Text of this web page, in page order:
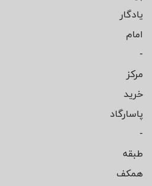
یادگار
امام
-
مرکز
خرید
پاسارگاد
-
طبقه
همکف